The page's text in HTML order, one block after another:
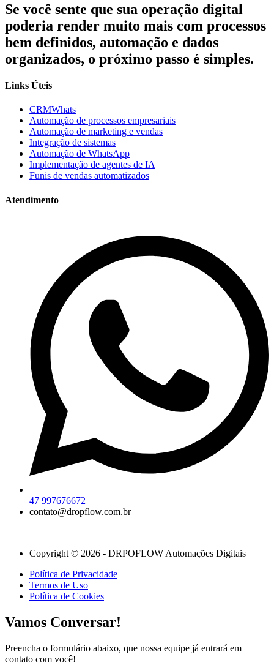
Se você sente que sua operação digital
poderia render muito mais com processos
bem definidos, automação e dados
organizados, o próximo passo é simples.
Links Úteis
CRMWhats
Automação de processos empresariais
Automação de marketing e vendas
Integração de sistemas
Automação de WhatsApp
Implementação de agentes de IA
Funis de vendas automatizados
Atendimento
47 997676672
contato@dropflow.com.br
Copyright © 2026 - DRPOFLOW Automações Digitais
Política de Privacidade
Termos de Uso
Política de Cookies
Vamos Conversar!
Preencha o formulário abaixo, que nossa equipe já entrará em
contato com você!